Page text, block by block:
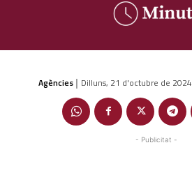
Agències | Dilluns, 21 d'octubre de 2024
- Publicitat -